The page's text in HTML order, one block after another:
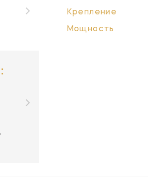
Крепление
Мощность